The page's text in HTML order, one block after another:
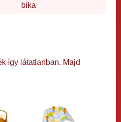
bika
így látatlanban. Majd